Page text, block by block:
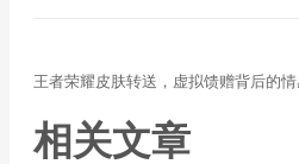
王者荣耀皮肤转送，虚拟馈赠背后的
相关文章